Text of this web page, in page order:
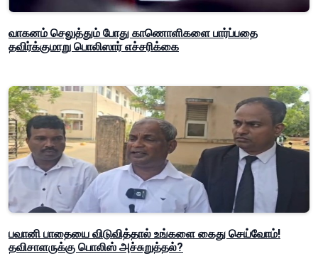
வாகனம் செலுத்தும் போது காணொளிகளை பார்ப்பதை
தவிர்க்குமாறு பொலிஸார் எச்சரிக்கை
பவானி பாதையை விடுவித்தால் உங்களை கைது செய்வோம்!
தவிசாளருக்கு பொலிஸ் அச்சுறுத்தல்?